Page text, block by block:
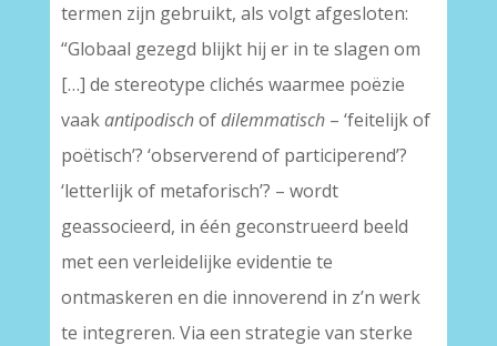
termen zijn gebruikt, als volgt afgesloten:
“Globaal gezegd blijkt hij er in te slagen om
[…] de stereotype clichés waarmee poëzie
vaakantipodischofdilemmatisch– ‘feitelijk of
poëtisch’? ‘observerend of participerend’?
‘letterlijk of metaforisch’? – wordt
geassocieerd, in één geconstrueerd beeld
met een verleidelijke evidentie te
ontmaskeren en die innoverend in z’n werk
te integreren. Via een strategie van sterke